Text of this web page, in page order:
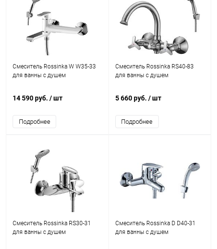
Смеситель Rossinka W W35-33
для ванны с душем
14 590 руб. / шт
Подробнее
Смеситель Rossinka RS40-83
для ванны с душем
5 660 руб. / шт
Подробнее
Смеситель Rossinka RS30-31
для ванны с душем
Смеситель Rossinka D D40-31
для ванны с душем